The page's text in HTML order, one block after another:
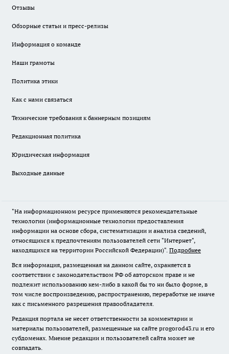
Отзывы
Обзорные статьи и пресс-релизы
Информация о команде
Наши грамоты
Политика этики
Как с нами связаться
Технические требования к баннерным позициям
Редакционная политика
Юридическая информация
Выходные данные
"На информационном ресурсе применяются рекомендательные
технологии (информационные технологии предоставления
информации на основе сбора, систематизации и анализа сведений,
относящихся к предпочтениям пользователей сети "Интернет",
находящихся на территории Российской Федерации)". Подробнее
Вся информация, размещенная на данном сайте, охраняется в
соответствии с законодательством РФ об авторском праве и не
подлежит использованию кем-либо в какой бы то ни было форме, в
том числе воспроизведению, распространению, переработке не иначе
как с письменного разрешения правообладателя.
Редакция портала не несет ответственности за комментарии и
материалы пользователей, размещенные на сайте progorod43.ru и его
субдоменах. Мнение редакции и пользователей сайта может не
совпадать.